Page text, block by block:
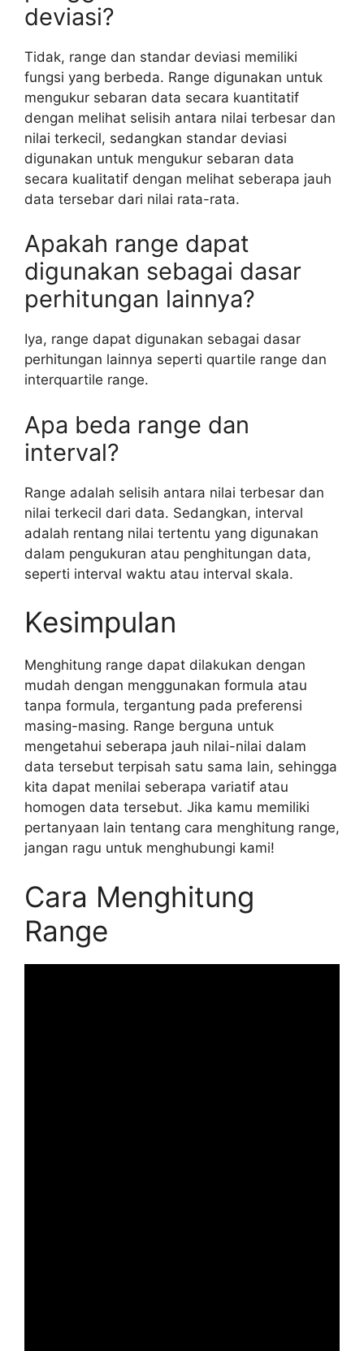
deviasi?
Tidak, range dan standar deviasi memiliki
fungsi yang berbeda. Range digunakan untuk
mengukur sebaran data secara kuantitatif
dengan melihat selisih antara nilai terbesar dan
nilai terkecil, sedangkan standar deviasi
digunakan untuk mengukur sebaran data
secara kualitatif dengan melihat seberapa jauh
data tersebar dari nilai rata-rata.
Apakah range dapat
digunakan sebagai dasar
perhitungan lainnya?
Iya, range dapat digunakan sebagai dasar
perhitungan lainnya seperti quartile range dan
interquartile range.
Apa beda range dan
interval?
Range adalah selisih antara nilai terbesar dan
nilai terkecil dari data. Sedangkan, interval
adalah rentang nilai tertentu yang digunakan
dalam pengukuran atau penghitungan data,
seperti interval waktu atau interval skala.
Kesimpulan
Menghitung range dapat dilakukan dengan
mudah dengan menggunakan formula atau
tanpa formula, tergantung pada preferensi
masing-masing. Range berguna untuk
mengetahui seberapa jauh nilai-nilai dalam
data tersebut terpisah satu sama lain, sehingga
kita dapat menilai seberapa variatif atau
homogen data tersebut. Jika kamu memiliki
pertanyaan lain tentang cara menghitung range,
jangan ragu untuk menghubungi kami!
Cara Menghitung
Range